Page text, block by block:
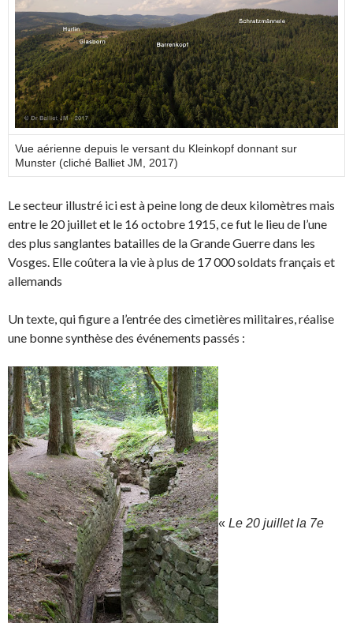
Vue aérienne depuis le versant du Kleinkopf donnant sur
Munster (cliché Balliet JM, 2017)
Le secteur illustré ici est à peine long de deux kilomètres mais
entre le 20 juillet et le 16 octobre 1915, ce fut le lieu de l’une
des plus sanglantes batailles de la Grande Guerre dans les
Vosges. Elle coûtera la vie à plus de 17 000 soldats français et
allemands
Un texte, qui figure a l’entrée des cimetières militaires, réalise
une bonne synthèse des événements passés :
« Le 20 juillet la 7e